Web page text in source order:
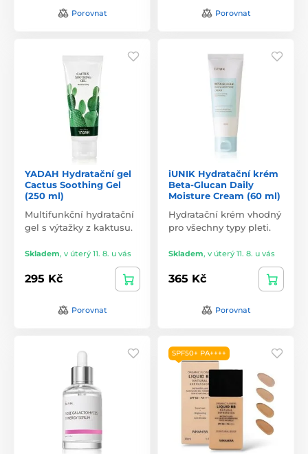
Porovnat Porovnat
YADAH Hydratační gel
Cactus Soothing Gel
(250 ml)
Multifunkční hydratační
gel s výtažky z kaktusu.
Skladem, v úterý 11. 8. u vás
295 Kč
Porovnat
iUNIK Hydratační krém
Beta-Glucan Daily
Moisture Cream (60 ml)
Hydratační krém vhodný
pro všechny typy pleti.
Skladem, v úterý 11. 8. u vás
365 Kč
Porovnat
SPF50+ PA++++